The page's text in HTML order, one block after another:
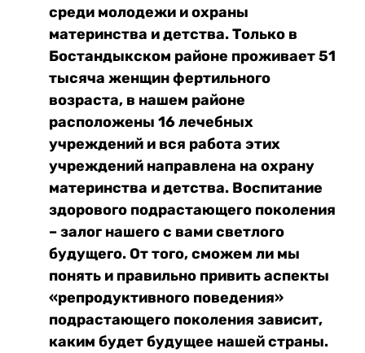
среди молодежи и охраны
материнства и детства. Только в
Бостандыкском районе проживает 51
тысяча женщин фертильного
возраста, в нашем районе
расположены 16 лечебных
учреждений и вся работа этих
учреждений направлена на охрану
материнства и детства. Воспитание
здорового подрастающего поколения
– залог нашего с вами светлого
будущего. От того, сможем ли мы
понять и правильно привить аспекты
«репродуктивного поведения»
подрастающего поколения зависит,
каким будет будущее нашей страны.